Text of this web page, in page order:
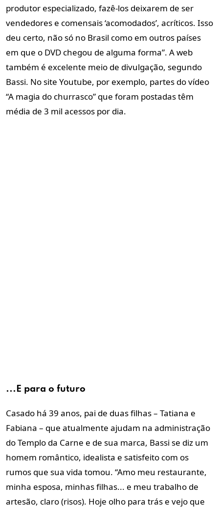
produtor especializado, fazê-los deixarem de ser
vendedores e comensais ‘acomodados’, acríticos. Isso
deu certo, não só no Brasil como em outros países
em que o DVD chegou de alguma forma”. A web
também é excelente meio de divulgação, segundo
Bassi. No site Youtube, por exemplo, partes do vídeo
“A magia do churrasco” que foram postadas têm
média de 3 mil acessos por dia.
...E para o futuro
Casado há 39 anos, pai de duas filhas – Tatiana e
Fabiana – que atualmente ajudam na administração
do Templo da Carne e de sua marca, Bassi se diz um
homem romântico, idealista e satisfeito com os
rumos que sua vida tomou. “Amo meu restaurante,
minha esposa, minhas filhas... e meu trabalho de
artesão, claro (risos). Hoje olho para trás e vejo que